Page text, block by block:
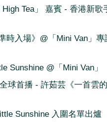
High Tea」 嘉賓 - 香港新歌
準時入場》@「Mini Van」
Sunshine @「Mini Van」
球首播 - 許茹芸《一首雲
Sunshine 入圍名單出爐